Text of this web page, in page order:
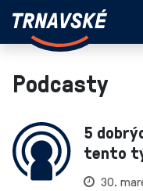
Skočiť na obsah
deje
v
Podcasty
5
tento
30.